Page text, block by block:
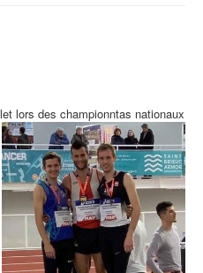
lors des championntas nationaux